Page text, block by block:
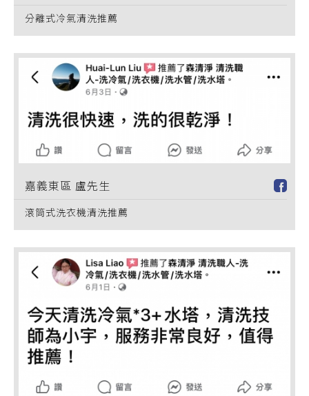
分離式冷氣清洗推薦
嘉義東區 盧先生
滾筒式洗衣機清洗推薦